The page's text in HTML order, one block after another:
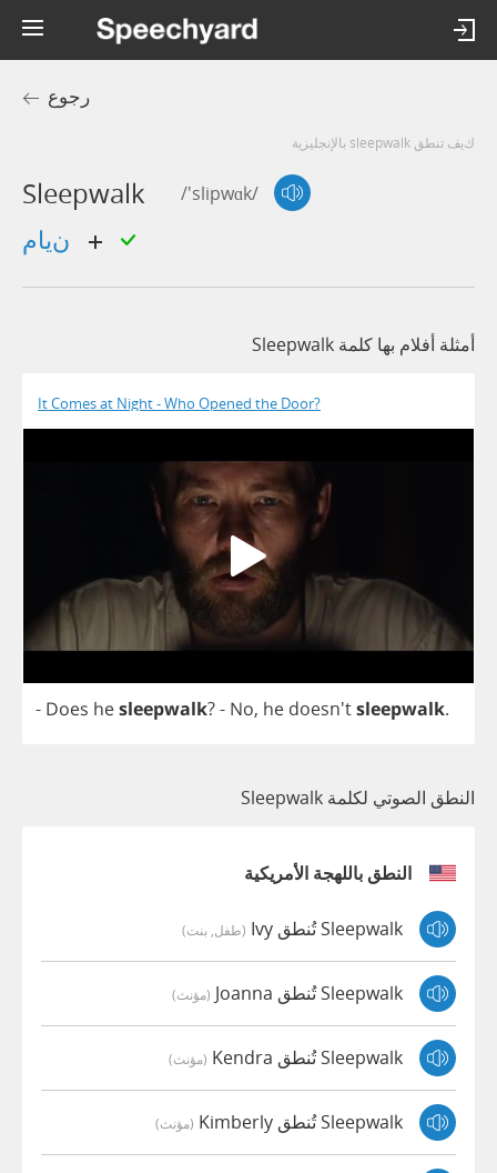
رجوع
كيف تنطق sleepwalk بالإنجليزية
Sleepwalk /'slipwɑk/
أمثلة أفلام بها كلمة Sleepwalk
It Comes at Night - Who Opened the Door?
- Does hesleepwalk?- No, he doesn'tsleepwalk.
النطق الصوتي لكلمة Sleepwalk
النطق باللهجة الأمريكية
Sleepwalk تُنطق Ivy (طفل, بنت)
Sleepwalk تُنطق Joanna (مؤنث)
Sleepwalk تُنطق Kendra (مؤنث)
Sleepwalk تُنطق Kimberly (مؤنث)